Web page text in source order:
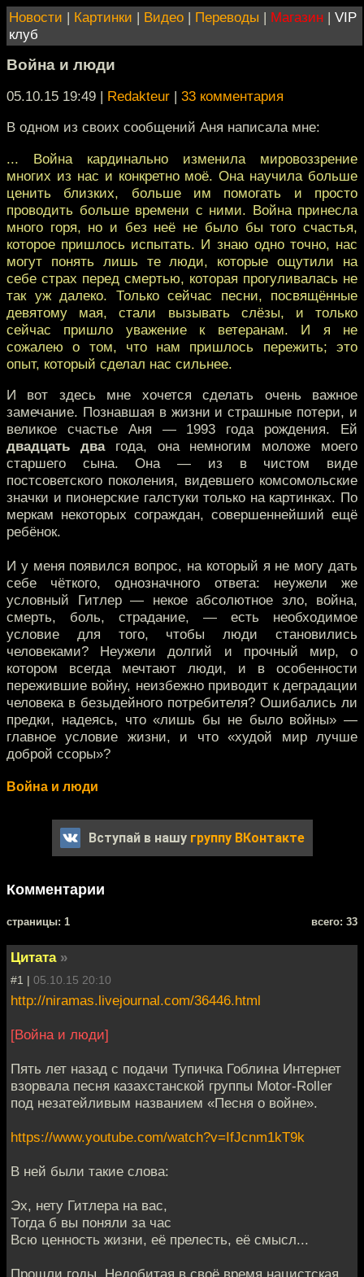
Новости | Картинки | Видео | Переводы | Магазин | VIP
клуб
Война и люди
05.10.15 19:49 | Redakteur | 33 комментария
В одном из своих сообщений Аня написала мне:
... Война кардинально изменила мировоззрение
многих из нас и конкретно моё. Она научила больше
ценить близких, больше им помогать и просто
проводить больше времени с ними. Война принесла
много горя, но и без неё не было бы того счастья,
которое пришлось испытать. И знаю одно точно, нас
могут понять лишь те люди, которые ощутили на
себе страх перед смертью, которая прогуливалась не
так уж далеко. Только сейчас песни, посвящённые
девятому мая, стали вызывать слёзы, и только
сейчас пришло уважение к ветеранам. И я не
сожалею о том, что нам пришлось пережить; это
опыт, который сделал нас сильнее.
И вот здесь мне хочется сделать очень важное
замечание. Познавшая в жизни и страшные потери, и
великое счастье Аня — 1993 года рождения. Ей
двадцать двагода, она немногим моложе моего
старшего сына. Она — из в чистом виде
постсоветского поколения, видевшего комсомольские
значки и пионерские галстуки только на картинках. По
меркам некоторых сограждан, совершеннейший ещё
ребёнок.
И у меня появился вопрос, на который я не могу дать
себе чёткого, однозначного ответа: неужели же
условный Гитлер — некое абсолютное зло, война,
смерть, боль, страдание, — есть необходимое
условие для того, чтобы люди становились
человеками? Неужели долгий и прочный мир, о
котором всегда мечтают люди, и в особенности
пережившие войну, неизбежно приводит к деградации
человека в безыдейного потребителя? Ошибались ли
предки, надеясь, что «лишь бы не было войны» —
главное условие жизни, и что «худой мир лучше
доброй ссоры»?
Война и люди
Вступай в нашу группу ВКонтакте
Комментарии
cтраницы: 1 всего: 33
Цитата »
#1 | 05.10.15 20:10
http://niramas.livejournal.com/36446.html
[Война и люди]
Пять лет назад с подачи Тупичка Гоблина Интернет
взорвала песня казахстанской группы Motor-Roller
под незатейливым названием «Песня о войне».
https://www.youtube.com/watch?v=IfJcnm1kT9k
В ней были такие слова:
Эх, нету Гитлера на вас,
Тогда б вы поняли за час
Всю ценность жизни, её прелесть, её смысл...